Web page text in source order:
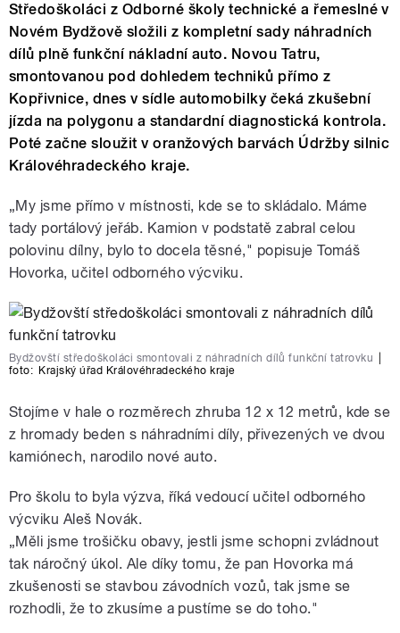
Středoškoláci z Odborné školy technické a řemeslné v
Novém Bydžově složili z kompletní sady náhradních
dílů plně funkční nákladní auto. Novou Tatru,
smontovanou pod dohledem techniků přímo z
Kopřivnice, dnes v sídle automobilky čeká zkušební
jízda na polygonu a standardní diagnostická kontrola.
Poté začne sloužit v oranžových barvách Údržby silnic
Královéhradeckého kraje.
„My jsme přímo v místnosti, kde se to skládalo. Máme
tady portálový jeřáb. Kamion v podstatě zabral celou
polovinu dílny, bylo to docela těsné," popisuje Tomáš
Hovorka, učitel odborného výcviku.
Bydžovští středoškoláci smontovali z náhradních dílů funkční tatrovku
foto: Krajský úřad Královéhradeckého kraje
Stojíme v hale o rozměrech zhruba 12 x 12 metrů, kde se
z hromady beden s náhradními díly, přivezených ve dvou
kamiónech, narodilo nové auto.
Pro školu to byla výzva, říká vedoucí učitel odborného
výcviku Aleš Novák.
„Měli jsme trošičku obavy, jestli jsme schopni zvládnout
tak náročný úkol. Ale díky tomu, že pan Hovorka má
zkušenosti se stavbou závodních vozů, tak jsme se
rozhodli, že to zkusíme a pustíme se do toho."